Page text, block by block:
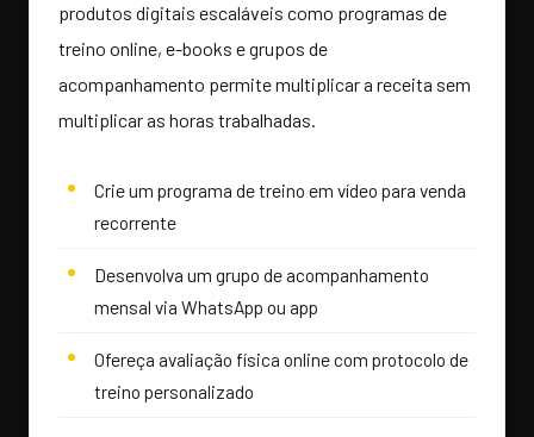
produtos digitais escaláveis como programas de
treino online, e-books e grupos de
acompanhamento permite multiplicar a receita sem
multiplicar as horas trabalhadas.
Crie um programa de treino em vídeo para venda
recorrente
Desenvolva um grupo de acompanhamento
mensal via WhatsApp ou app
Ofereça avaliação física online com protocolo de
treino personalizado